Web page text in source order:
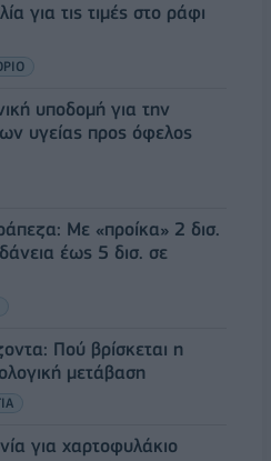
για τις τιμές στο ράφι
υποδομή για την
υγείας προς όφελος
Με «προίκα» 2 δισ.
έως 5 δισ. σε
Πού βρίσκεται η
μετάβαση
για χαρτοφυλάκιο